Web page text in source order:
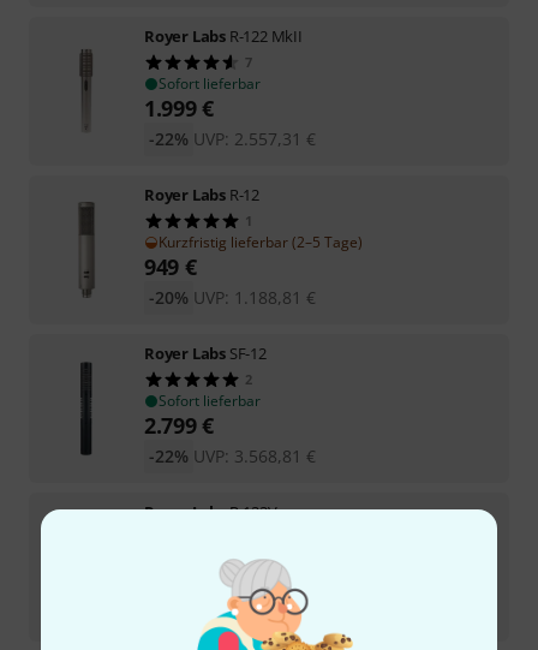
Royer Labs R-122 MkII
7
Sofort lieferbar
1.999€
UVP: 2.557,31 €
-22%
Royer Labs R-12
1
Kurzfristig lieferbar (2–5 Tage)
949 €
UVP: 1.188,81 €
-20%
Royer Labs SF-12
2
Sofort lieferbar
2.799€
UVP: 3.568,81 €
-22%
Royer LabsR-122V
Auf Anfrage
UVP:4.282,81 €